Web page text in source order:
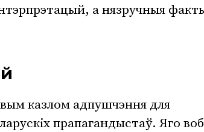
а нязручныя
казлом адпушчэння для
прапагандыстаў. Яго